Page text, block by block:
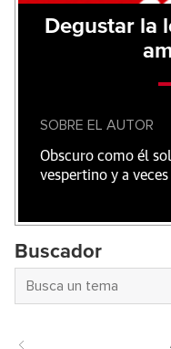
Degustar la
SOBRE EL AUTOR
Obscuro como él
vespertino y a
Buscador